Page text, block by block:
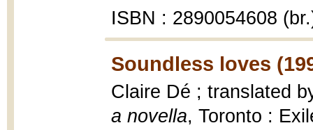
ISBN : 2890054608
Soundless loves
Claire Dé ; translated
a novella, Toronto :